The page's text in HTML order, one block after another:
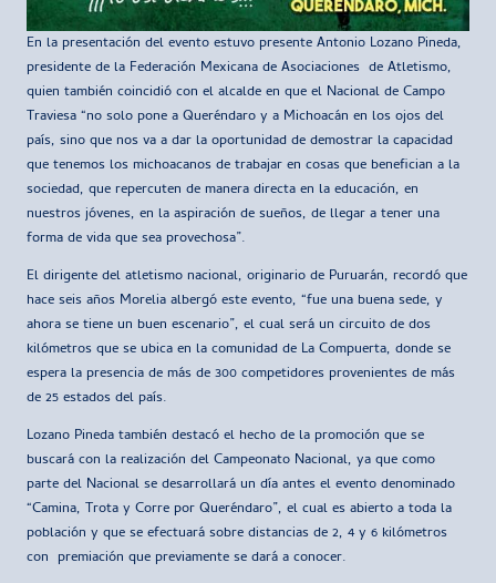
En la presentación del evento estuvo presente Antonio Lozano Pineda,
presidente de la Federación Mexicana de Asociaciones de Atletismo,
quien también coincidió con el alcalde en que el Nacional de Campo
Traviesa “no solo pone a Queréndaro y a Michoacán en los ojos del
país, sino que nos va a dar la oportunidad de demostrar la capacidad
que tenemos los michoacanos de trabajar en cosas que benefician a la
sociedad, que repercuten de manera directa en la educación, en
nuestros jóvenes, en la aspiración de sueños, de llegar a tener una
forma de vida que sea provechosa”.
El dirigente del atletismo nacional, originario de Puruarán, recordó que
hace seis años Morelia albergó este evento, “fue una buena sede, y
ahora se tiene un buen escenario”, el cual será un circuito de dos
kilómetros que se ubica en la comunidad de La Compuerta, donde se
espera la presencia de más de 300 competidores provenientes de más
de 25 estados del país.
Lozano Pineda también destacó el hecho de la promoción que se
buscará con la realización del Campeonato Nacional, ya que como
parte del Nacional se desarrollará un día antes el evento denominado
“Camina, Trota y Corre por Queréndaro”, el cual es abierto a toda la
población y que se efectuará sobre distancias de 2, 4 y 6 kilómetros
con premiación que previamente se dará a conocer.